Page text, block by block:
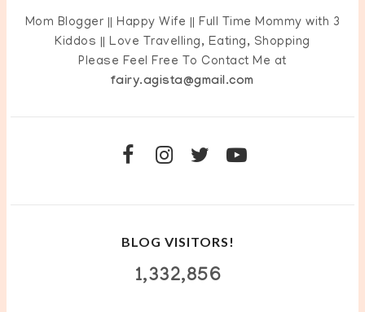
Mom Blogger || Happy Wife || Full Time Mommy with 3
Kiddos || Love Travelling, Eating, Shopping
Please Feel Free To Contact Me at
fairy.agista@gmail.com
BLOG VISITORS!
1,332,856